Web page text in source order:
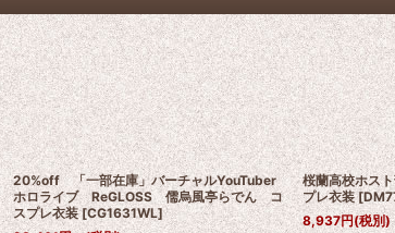
20%off 「一部在庫」バーチャルYouTuber
ホロライブ ReGLOSS 儒烏風亭らでん コ
スプレ衣装 [CG1631WL]
桜蘭高校ホス
プレ衣装 [
8,937円(税別)